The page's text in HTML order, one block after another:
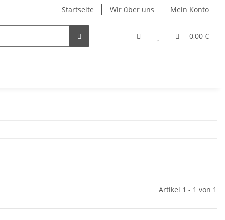
Startseite Wir über uns Mein Konto
0,00 €
Artikel 1 - 1 von 1